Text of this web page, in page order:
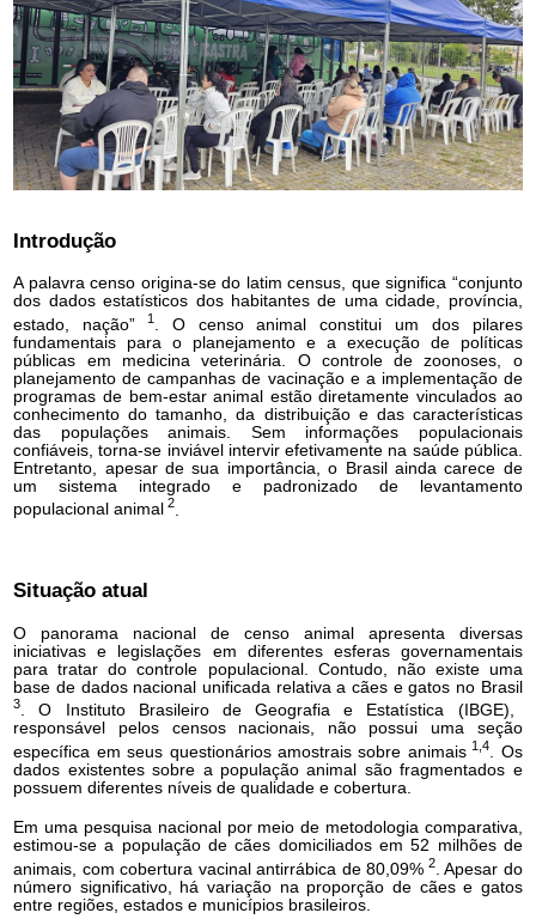
Introdução
A palavra censo origina-se do latim census, que significa “conjunto
dos dados estatísticos dos habitantes de uma cidade, província,
estado, nação” 1 . O censo animal constitui um dos pilares
fundamentais para o planejamento e a execução de políticas
públicas em medicina veterinária. O controle de zoonoses, o
planejamento de campanhas de vacinação e a implementação de
programas de bem-estar animal estão diretamente vinculados ao
conhecimento do tamanho, da distribuição e das características
das populações animais. Sem informações populacionais
confiáveis, torna-se inviável intervir efetivamente na saúde pública.
Entretanto, apesar de sua importância, o Brasil ainda carece de
um sistema integrado e padronizado de levantamento
populacional animal 2
Situação atual
O panorama nacional de censo animal apresenta diversas
iniciativas e legislações em diferentes esferas governamentais
para tratar do controle populacional. Contudo, não existe uma
base de dados nacional unificada relativa a cães e gatos no Brasil
3. O Instituto Brasileiro de Geografia e Estatística (IBGE),
responsável pelos censos nacionais, não possui uma seção
específica em seus questionários amostrais sobre animais 1,4
. Os
dados existentes sobre a população animal são fragmentados e
possuem diferentes níveis de qualidade e cobertura.
Em uma pesquisa nacional por meio de metodologia comparativa,
estimou-se a população de cães domiciliados em 52 milhões de
animais, com cobertura vacinal antirrábica de 80,09% 2. Apesar do
número significativo, há variação na proporção de cães e gatos
entre regiões, estados e municípios brasileiros.